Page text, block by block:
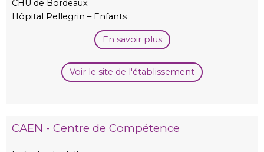
CHU de Bordeaux
Hôpital Pellegrin – Enfants
En savoir plus
Voir le site de l'établissement
CAEN - Centre de Compétence